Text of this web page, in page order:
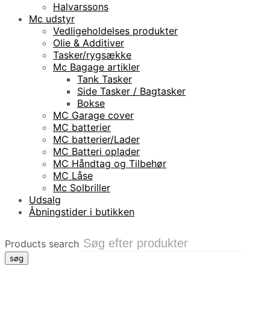
Halvarssons
Mc udstyr
Vedligeholdelses produkter
Olie & Additiver
Tasker/rygsække
Mc Bagage artikler
Tank Tasker
Side Tasker / Bagtasker
Bokse
MC Garage cover
MC batterier
MC batterier/Lader
MC Batteri oplader
MC Håndtag og Tilbehør
MC Låse
Mc Solbriller
Udsalg
Åbningstider i butikken
Products search
søg